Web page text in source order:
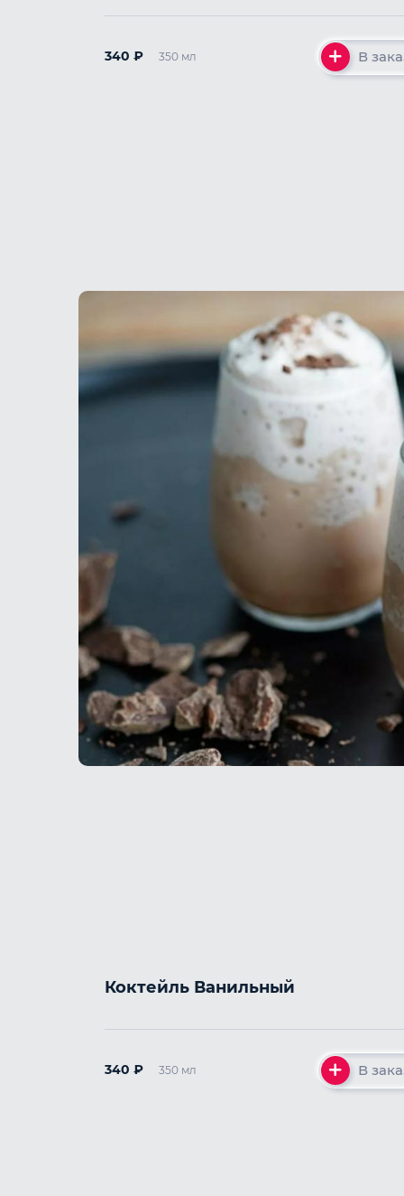
340 ₽ 350 мл В
Коктейль Ванильный
340 ₽ 350 мл В